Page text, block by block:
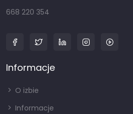
668 220 354
Informacje
O izbie
Informacje